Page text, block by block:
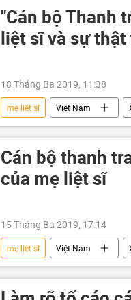
"Cán bộ Thanh
liệt sĩ và sự
18 Tháng Ba 2019, 11:38
mẹ liệt sĩ Việt Nam
Cán bộ thanh
của mẹ liệt sĩ
15 Tháng Ba 2019, 17:14
mẹ liệt sĩ Việt Nam